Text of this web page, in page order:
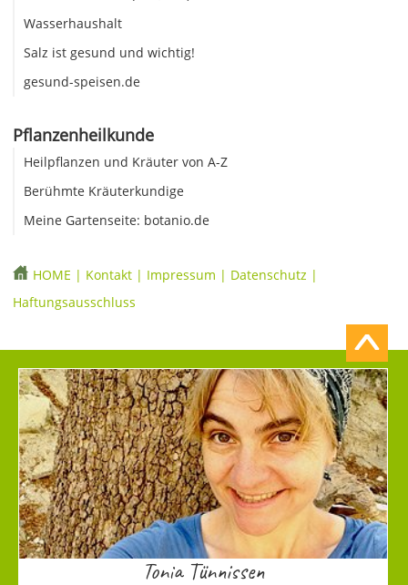
Wasserhaushalt
Salz ist gesund und wichtig!
gesund-speisen.de
Pflanzenheilkunde
Heilpflanzen und Kräuter von A-Z
Berühmte Kräuterkundige
Meine Gartenseite: botanio.de
HOME | Kontakt | Impressum | Datenschutz |
Haftungsausschluss
Tonia Tünnissen